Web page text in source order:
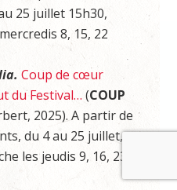
25 juillet 15h30,
8, 15, 22
Coup de cœur
du Festival… (COUP
2025). A partir de
du 4 au 25 juillet,
les jeudis 9, 16, 23